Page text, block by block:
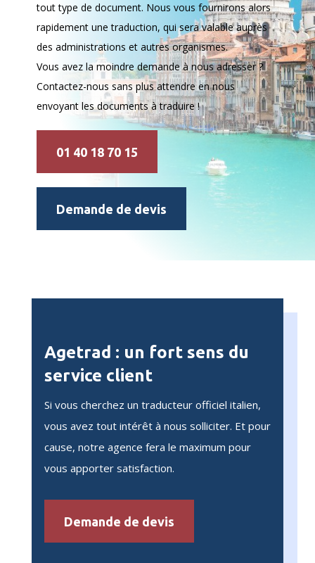
tout type de document. Nous vous fournirons alors
rapidement une traduction, qui sera valable auprès
des administrations et autres organismes.
Vous avez la moindre demande à nous adresser ?
Contactez-nous sans plus attendre en nous
envoyant les documents à traduire !
01 40 18 70 15
Demande de devis
Agetrad : un fort sens du
service client
Si vous cherchez un traducteur officiel italien,
vous avez tout intérêt à nous solliciter. Et pour
cause, notre agence fera le maximum pour
vous apporter satisfaction.
Demande de devis